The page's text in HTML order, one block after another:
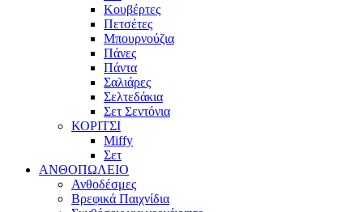
Κουβέρτες
Πετσέτες
Μπουρνούζια
Πάνες
Πάντα
Σαλιάρες
Σελτεδάκια
Σετ Σεντόνια
ΚΟΡΙΤΣΙ
Miffy
Σετ
ΑΝΘΟΠΩΛΕΙΟ
Ανθοδέσμες
Βρεφικά Παιχνίδια